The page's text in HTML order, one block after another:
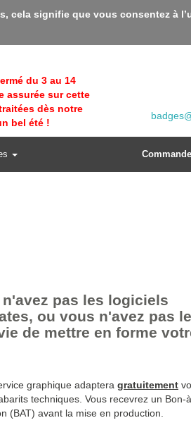
! En ce moment, profitez d'une
cela signifie que vous consentez à
du 3 au 14
assurée sur cette
dès notre
bel été !
Commande
n'avez pas les logiciels
ou vous n'avez pas
de mettre en forme
graphique adaptera gratuitement
techniques. Vous recevrez un Bon-
(BAT) avant la mise en production.